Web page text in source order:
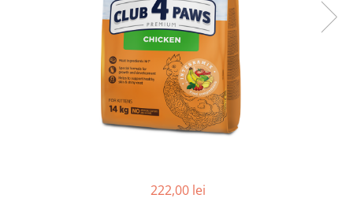
222,00 lei